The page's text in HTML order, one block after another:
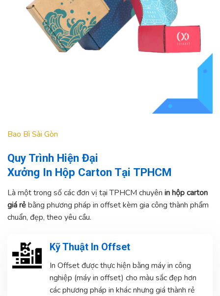
Bao Bì Sài Gòn
Quy Trình Hiện Đại
Xưởng In Hộp Carton Tại TPHCM
Là một trong số các đơn vị tại TPHCM chuyên in hộp carton
giá rẻbằng phương pháp in offset kèm gia công thành phẩm
chuẩn, đẹp, theo yêu cầu.
Kỹ Thuật In Offset
In Offset được thực hiện bằng máy in công
nghiệp (máy in offset) cho màu sắc đẹp hơn
các phương pháp in khác nhưng giá thành rẻ